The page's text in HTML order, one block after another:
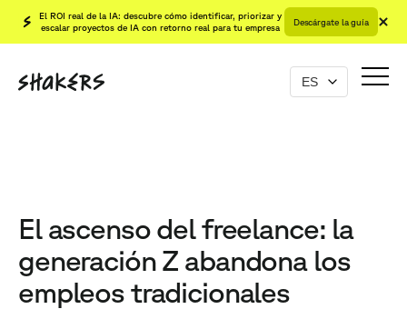
El ROI real de la IA: descubre cómo identificar, priorizar y
escalar proyectos de IA con retorno real para tu empresa
Descárgate la guía
El ascenso del freelance: la
generación Z abandona los
empleos tradicionales